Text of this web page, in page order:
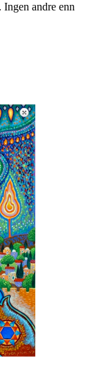
andre enn